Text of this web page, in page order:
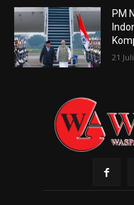
PM
21